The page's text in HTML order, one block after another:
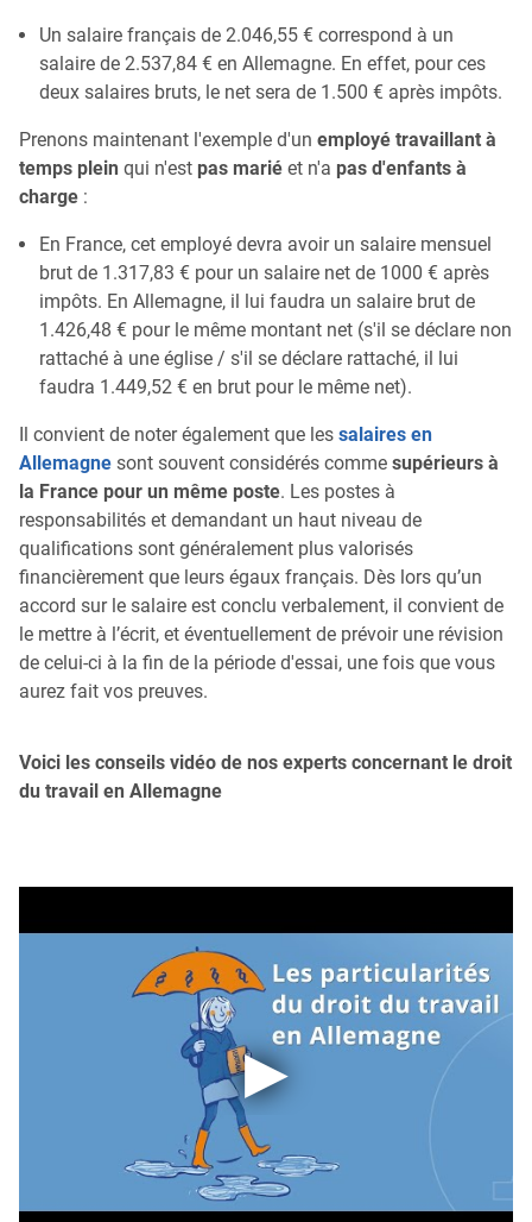
Un salaire français de 2.046,55 € correspond à un
salaire de 2.537,84 € en Allemagne. En effet, pour ces
deux salaires bruts, le net sera de 1.500 € après impôts.
Prenons maintenant l'exemple d'un employé travaillant à
temps plein qui n'est pas marié et n'a pas d'enfants à
charge :
En France, cet employé devra avoir un salaire mensuel
brut de 1.317,83 € pour un salaire net de 1000 € après
impôts. En Allemagne, il lui faudra un salaire brut de
1.426,48 € pour le même montant net (s'il se déclare non
rattaché à une église / s'il se déclare rattaché, il lui
faudra 1.449,52 € en brut pour le même net).
Il convient de noter également que les salaires en
Allemagne sont souvent considérés comme supérieurs à
la France pour un même poste. Les postes à
responsabilités et demandant un haut niveau de
qualifications sont généralement plus valorisés
financièrement que leurs égaux français. Dès lors qu’un
accord sur le salaire est conclu verbalement, il convient de
le mettre à l’écrit, et éventuellement de prévoir une révision
de celui-ci à la fin de la période d'essai, une fois que vous
aurez fait vos preuves.
Voici les conseils vidéo de nos experts concernant le droit
du travail en Allemagne